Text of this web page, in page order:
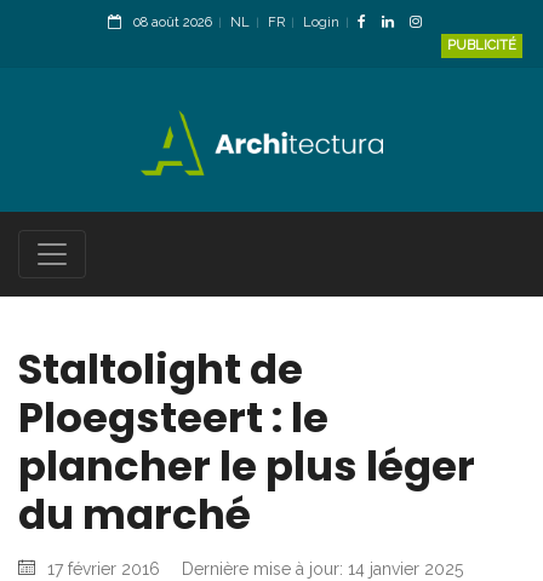
08 août 2026 NL FR
Login
PUBLICITÉ
Staltolight de
Ploegsteert : le
plancher le plus léger
du marché
17 février 2016 Dernière mise à jour: 14 janvier 2025